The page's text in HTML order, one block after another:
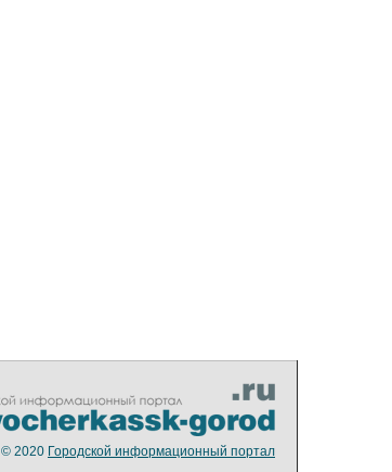
© 2020 Городской информационный портал